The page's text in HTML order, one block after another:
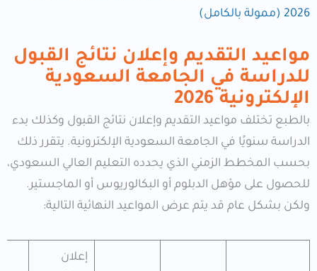
2026 (ممولة بالكامل)
مواعيد التقديم وإعلان نتائج القبول
للدراسة في الجامعة السعودية
الإلكترونية
بالطبع تختلف مواعيد التقديم وإعلان نتائج القبول وكذلك بدء
الدراسة سنويًا في الجامعة السعودية الإلكترونية. يتقرر ذلك
بحسب المخطط الزمني الذي يحدده التعليم العالي السعودي،
للحصول على مؤهل الدبلوم أو البكالوريوس أو الماجستير.
ولكن بشكل عام قد يتم عرض المواعيد النهائية التالية:
إعلان